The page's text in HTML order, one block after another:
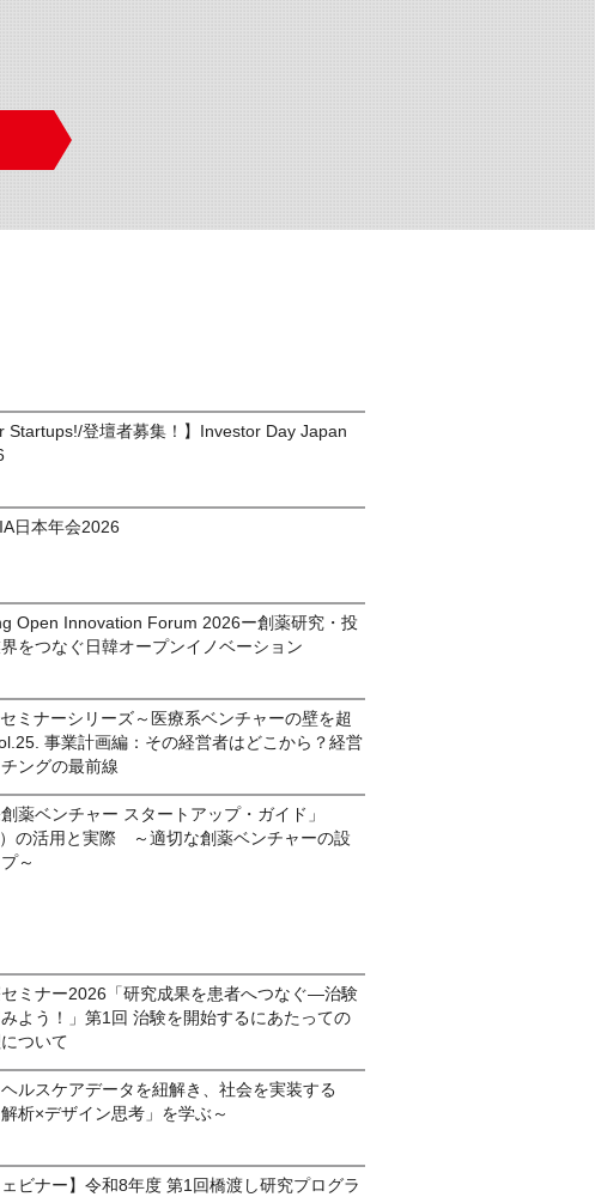
Startups!/登壇者募集！】Investor Day Japan
日本年会2026
Open Innovation Forum 2026ー創薬研究・投
をつなぐ日韓オープンイノベーション
ミナーシリーズ～医療系ベンチャーの壁を超
事業計画編：その経営者はどこから？経営
ングの最前線
創薬ベンチャー スタートアップ・ガイド」
）の活用と実際 ～適切な創薬ベンチャーの設
～
ミナー2026「研究成果を患者へつなぐ―治験
よう！」第1回 治験を開始するにあたっての
について
ルスケアデータを紐解き、社会を実装する
解析×デザイン思考」を学ぶ～
ェビナー】令和8年度 第1回橋渡し研究プログラ